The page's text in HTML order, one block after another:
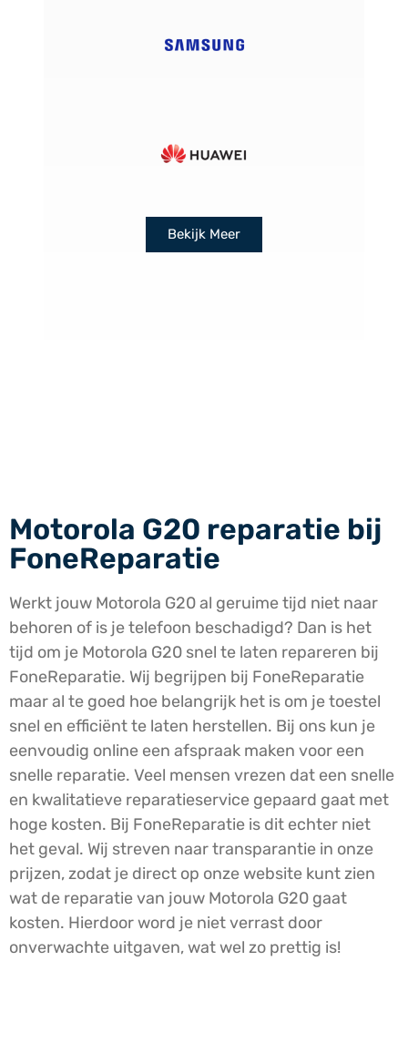
Bekijk Meer
Motorola G20 reparatie bij
FoneReparatie
Werkt jouw Motorola G20 al geruime tijd niet naar
behoren of is je telefoon beschadigd? Dan is het
tijd om je Motorola G20 snel te laten repareren bij
FoneReparatie. Wij begrijpen bij FoneReparatie
maar al te goed hoe belangrijk het is om je toestel
snel en efficiënt te laten herstellen. Bij ons kun je
eenvoudig online een afspraak maken voor een
snelle reparatie. Veel mensen vrezen dat een snelle
en kwalitatieve reparatieservice gepaard gaat met
hoge kosten. Bij FoneReparatie is dit echter niet
het geval. Wij streven naar transparantie in onze
prijzen, zodat je direct op onze website kunt zien
wat de reparatie van jouw Motorola G20 gaat
kosten. Hierdoor word je niet verrast door
onverwachte uitgaven, wat wel zo prettig is!